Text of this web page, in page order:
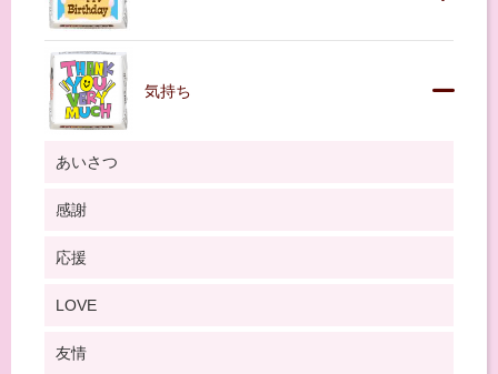
気持ち
あいさつ
感謝
応援
LOVE
友情